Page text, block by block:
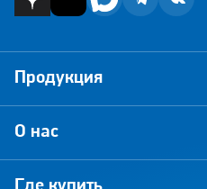
О нас
Продукция